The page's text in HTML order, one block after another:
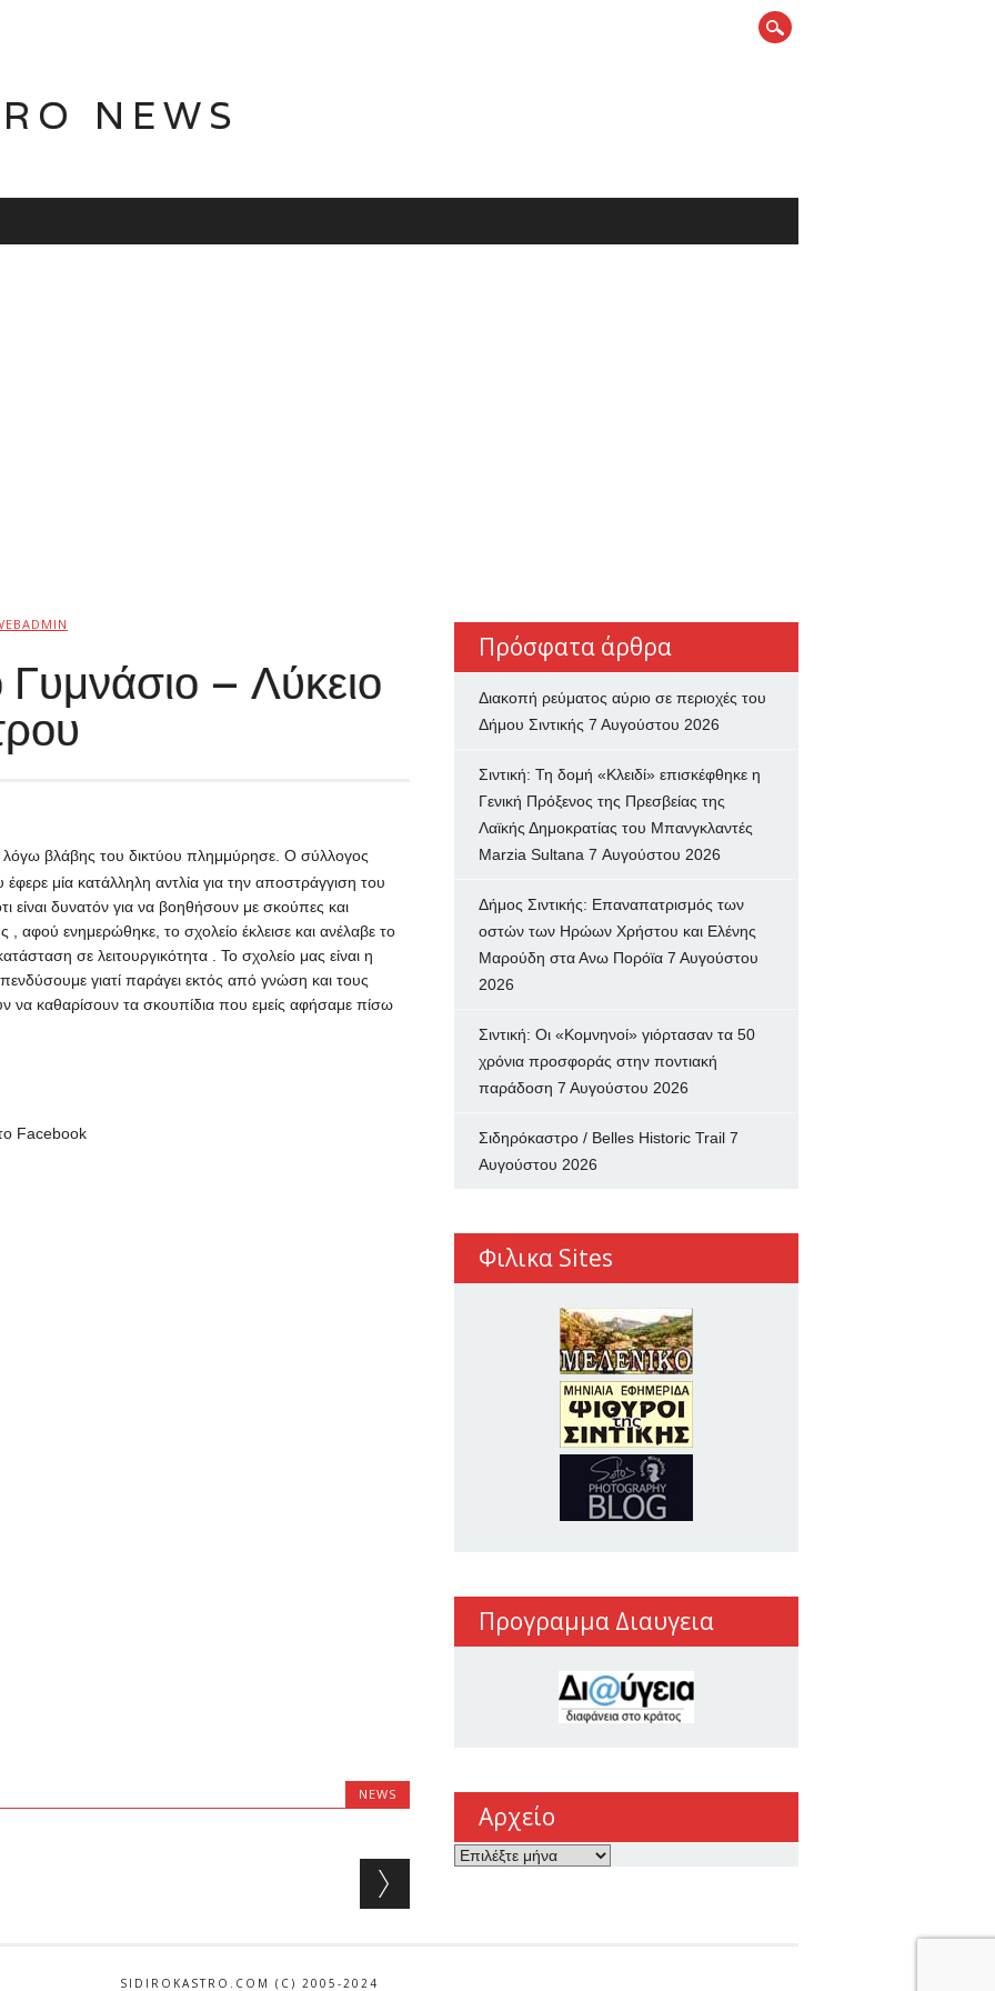
NEWS
– Λύκειο
λόγω βλάβης του δικτύου πλημμύρησε. Ο σύλλογος
μία κατάλληλη αντλία για την αποστράγγιση του
είναι δυνατόν για να βοηθήσουν με σκούπες και
αφού ενημερώθηκε, το σχολείο έκλεισε και ανέλαβε το
σε λειτουργικότητα . Το σχολείο μας είναι η
γιατί παράγει εκτός από γνώση και τους
να καθαρίσουν τα σκουπίδια που εμείς αφήσαμε πίσω
Facebook
NEWS
Πρόσφατα άρθρα
Διακοπή ρεύματος αύριο σε περιοχές του
Δήμου Σιντικής 7 Αυγούστου 2026
Σιντική: Τη δομή «Κλειδί» επισκέφθηκε η
Γενική Πρόξενος της Πρεσβείας της
Λαϊκής Δημοκρατίας του Μπανγκλαντές
Marzia Sultana 7 Αυγούστου 2026
Δήμος Σιντικής: Επαναπατρισμός των
oστών των Ηρώων Χρήστου και Ελένης
Μαρούδη στα Ανω Πορόϊα 7 Αυγούστου
2026
Σιντική: Οι «Κομνηνοί» γιόρτασαν τα 50
χρόνια προσφοράς στην ποντιακή
παράδοση 7 Αυγούστου 2026
Σιδηρόκαστρο / Belles Historic Trail 7
Αυγούστου 2026
Φιλικα Sites
Προγραμμα Διαυγεια
Αρχείο
Αρχείο
SIDIROKASTRO.COM (C) 2005-2024